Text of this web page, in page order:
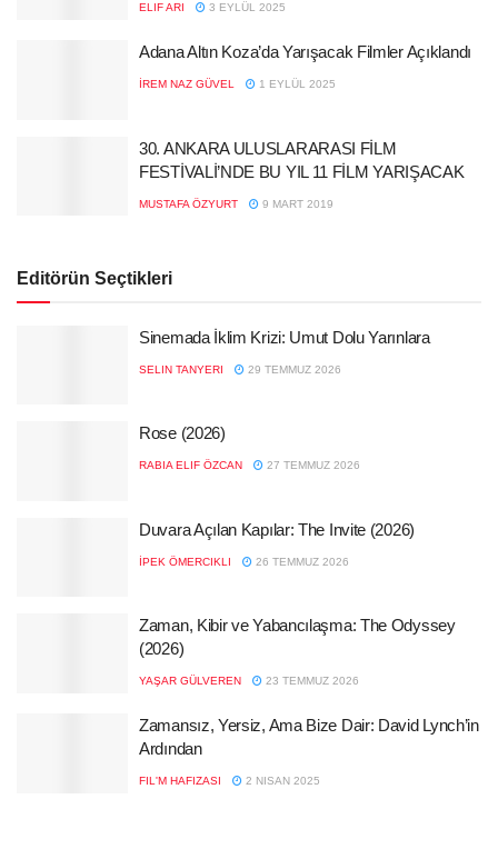
ELIF ARI 3 EYLÜL 2025
Adana Altın Koza’da Yarışacak Filmler Açıklandı
İREM NAZ GÜVEL 1 EYLÜL 2025
30. ANKARA ULUSLARARASI FİLM
FESTİVALİ’NDE BU YIL 11 FİLM YARIŞACAK
MUSTAFA ÖZYURT 9 MART 2019
Editörün Seçtikleri
Sinemada İklim Krizi: Umut Dolu Yarınlara
SELIN TANYERI 29 TEMMUZ 2026
Rose (2026)
RABIA ELIF ÖZCAN 27 TEMMUZ 2026
Duvara Açılan Kapılar: The Invite (2026)
İPEK ÖMERCIKLI 26 TEMMUZ 2026
Zaman, Kibir ve Yabancılaşma: The Odyssey
(2026)
YAŞAR GÜLVEREN 23 TEMMUZ 2026
Zamansız, Yersiz, Ama Bize Dair: David Lynch’in
Ardından
FIL'M HAFIZASI 2 NISAN 2025